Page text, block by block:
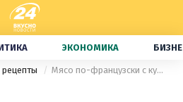
ЭКОНОМИКА
рецепты Мясо по-французски с курицей: рецепт без майонеза